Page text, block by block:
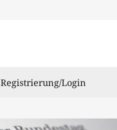
Registrierung/Login